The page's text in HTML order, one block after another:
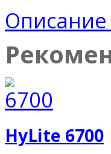
Описание
HyLite 6700